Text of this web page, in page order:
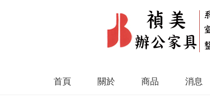
首頁 關於 商品 消息